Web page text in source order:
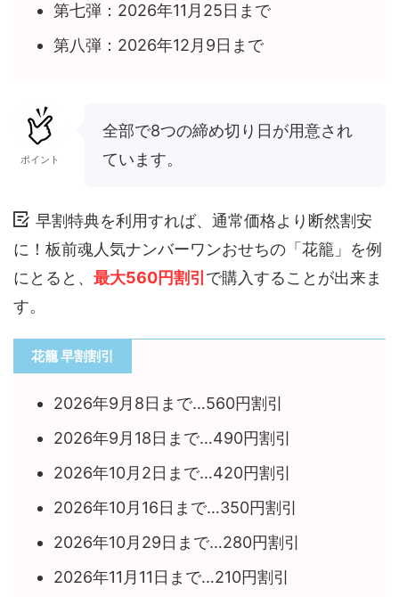
第七弾：2026年11月25日まで
第八弾：2026年12月9日まで
ポイント
全部で8つの締め切り日が用意され
ています。
早割特典を利用すれば、通常価格より断然割安
に！板前魂人気ナンバーワンおせちの「花籠」を例
にとると、 最大560円割引で購入することが出来ま
す。
花籠 早割割引
2026年9月8日まで…560円割引
2026年9月18日まで…490円割引
2026年10月2日まで…420円割引
2026年10月16日まで…350円割引
2026年10月29日まで…280円割引
2026年11月11日まで…210円割引